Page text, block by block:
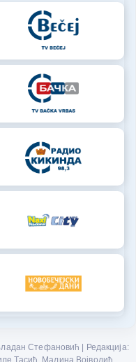
Стефановић | Редакција:
Тасић, Малина Војводић,